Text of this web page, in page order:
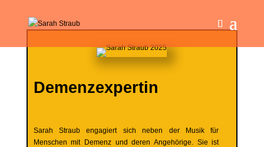
Demenzexpertin
Sarah Straub engagiert sich neben der Musik für
Menschen mit Demenz und deren Angehörige. Sie ist